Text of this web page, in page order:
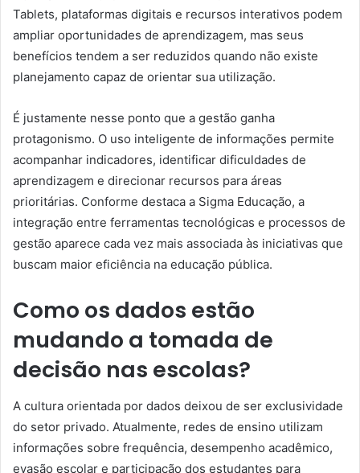
Tablets, plataformas digitais e recursos interativos podem
ampliar oportunidades de aprendizagem, mas seus
benefícios tendem a ser reduzidos quando não existe
planejamento capaz de orientar sua utilização.
É justamente nesse ponto que a gestão ganha
protagonismo. O uso inteligente de informações permite
acompanhar indicadores, identificar dificuldades de
aprendizagem e direcionar recursos para áreas
prioritárias. Conforme destaca a Sigma Educação, a
integração entre ferramentas tecnológicas e processos de
gestão aparece cada vez mais associada às iniciativas que
buscam maior eficiência na educação pública.
Como os dados estão
mudando a tomada de
decisão nas escolas?
A cultura orientada por dados deixou de ser exclusividade
do setor privado. Atualmente, redes de ensino utilizam
informações sobre frequência, desempenho acadêmico,
evasão escolar e participação dos estudantes para